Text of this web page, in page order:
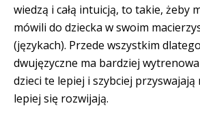
wiedzą i całą intuicją, to takie, żeby
mówili do dziecka w swoim
(językach). Przede wszystkim
dwujęzyczne ma bardziej
dzieci te lepiej i szybciej przyswajają
lepiej się rozwijają.